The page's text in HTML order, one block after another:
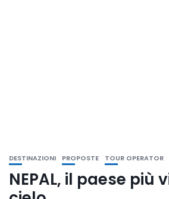
DESTINAZIONI PROPOSTE TOUR OPERATOR
NEPAL, il paese più